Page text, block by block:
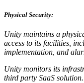
Physical Security:
Unity maintains a
access to its facilities,
implementation, and
Unity monitors its
third party SaaS solution.